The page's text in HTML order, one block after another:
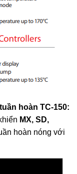
hoàn TC-150:
MX, SD,
hoàn nóng với